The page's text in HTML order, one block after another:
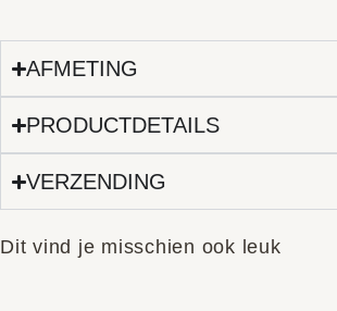
AFMETING
PRODUCTDETAILS
VERZENDING
Dit vind je misschien ook leuk